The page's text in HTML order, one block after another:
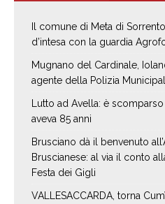
Il comune di Meta di
d’intesa con la guardia
Mugnano del Cardinale,
agente della Polizia
Lutto ad Avella: è
aveva 85 anni
Brusciano dà il benvenuto
Bruscianese: al via il conto
Festa dei Gigli
VALLESACCARDA, torna